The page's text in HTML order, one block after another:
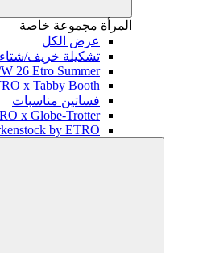
المرأة مجموعة خاصة
عرض الكل
تشكيلة خريف/شتاء 2026
26 Etro Summer
x Tabby Booth
فساتين مناسبات
x Globe-Trotter
by ETRO